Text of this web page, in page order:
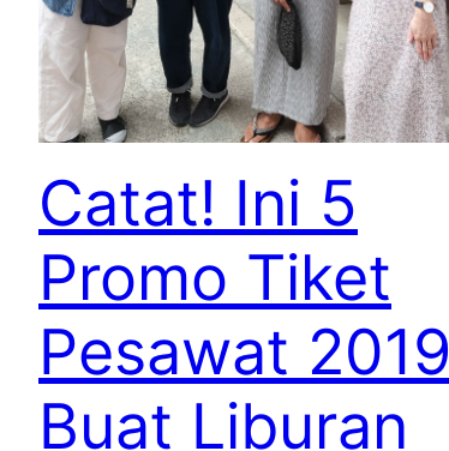
Catat! Ini 5
Promo Tiket
Pesawat 2019
Buat Liburan